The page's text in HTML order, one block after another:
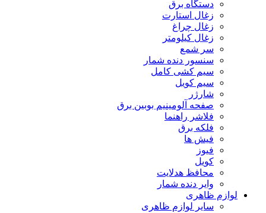
دستگاه برق
زغال استارت
زغال چراغ
زغال کیلومتر
سر شمع
سنسور دنده شمار
سیم کشی کامل
سیم کویل
شارژر
صفحه آلومینیم بوبین برق
فلاشر راهنما
فلکه برق
فیش ها
فیوز
کویل
محافظ هدلایت
وایر دنده شمار
لوازم ظاهری
سایر لوازم ظاهری